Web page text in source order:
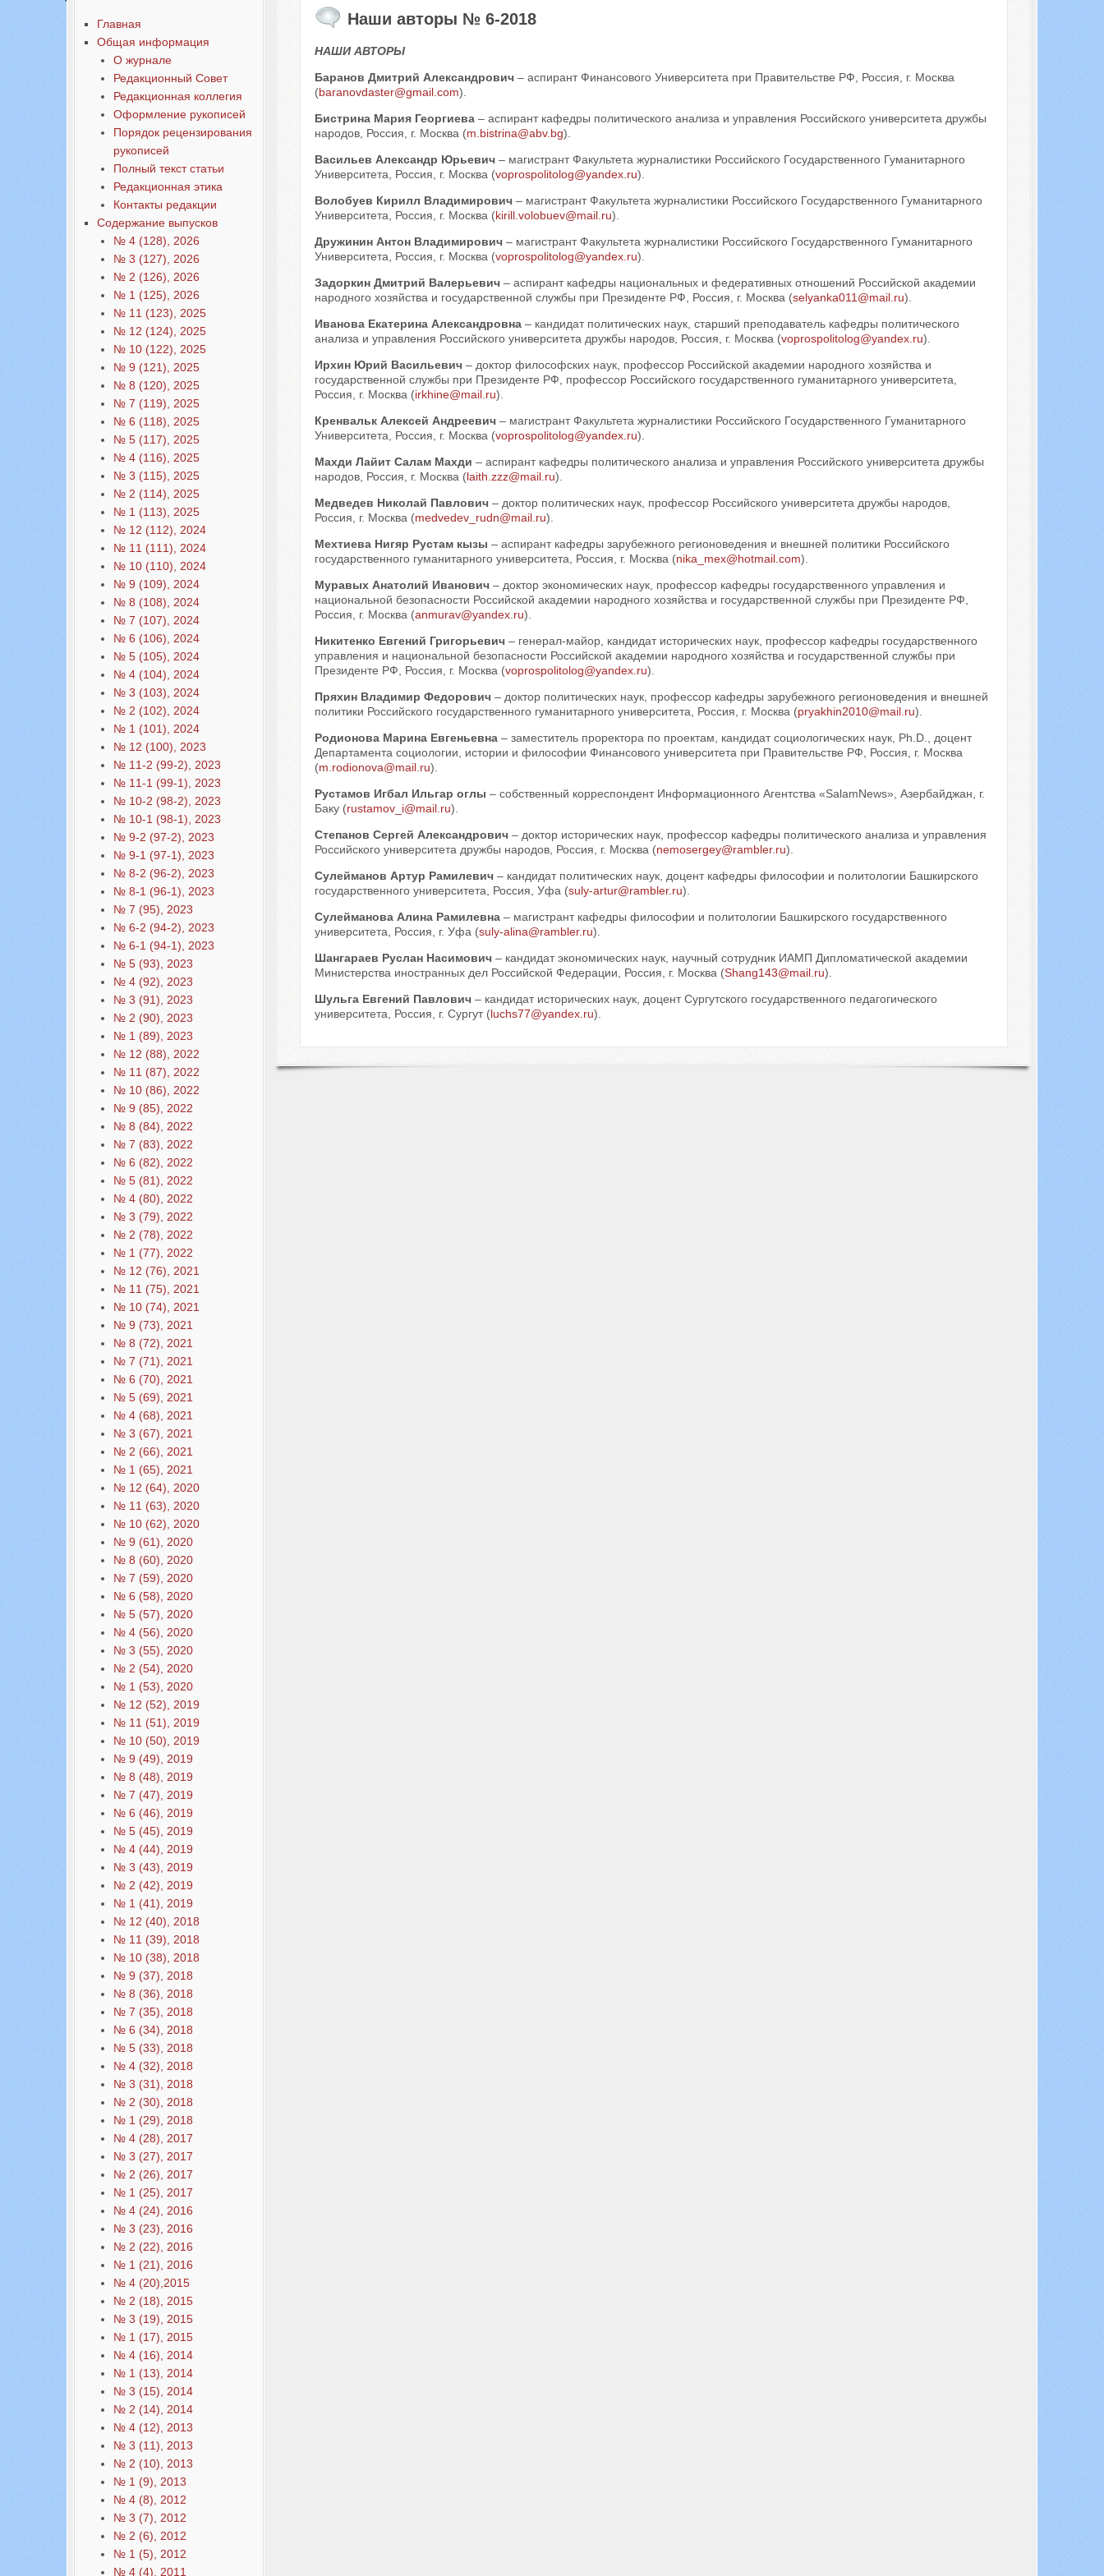
Главная
Общая информация
О журнале
Редакционный Совет
Редакционная коллегия
Оформление рукописей
Порядок рецензирования
рукописей
Полный текст статьи
Редакционная этика
Контакты редакции
Содержание выпусков
№ 4 (128), 2026
№ 3 (127), 2026
№ 2 (126), 2026
№ 1 (125), 2026
№ 11 (123), 2025
№ 12 (124), 2025
№ 10 (122), 2025
№ 9 (121), 2025
№ 8 (120), 2025
№ 7 (119), 2025
№ 6 (118), 2025
№ 5 (117), 2025
№ 4 (116), 2025
№ 3 (115), 2025
№ 2 (114), 2025
№ 1 (113), 2025
№ 12 (112), 2024
№ 11 (111), 2024
№ 10 (110), 2024
№ 9 (109), 2024
№ 8 (108), 2024
№ 7 (107), 2024
№ 6 (106), 2024
№ 5 (105), 2024
№ 4 (104), 2024
№ 3 (103), 2024
№ 2 (102), 2024
№ 1 (101), 2024
№ 12 (100), 2023
№ 11-2 (99-2), 2023
№ 11-1 (99-1), 2023
№ 10-2 (98-2), 2023
№ 10-1 (98-1), 2023
№ 9-2 (97-2), 2023
№ 9-1 (97-1), 2023
№ 8-2 (96-2), 2023
№ 8-1 (96-1), 2023
№ 7 (95), 2023
№ 6-2 (94-2), 2023
№ 6-1 (94-1), 2023
№ 5 (93), 2023
№ 4 (92), 2023
№ 3 (91), 2023
№ 2 (90), 2023
№ 1 (89), 2023
№ 12 (88), 2022
№ 11 (87), 2022
№ 10 (86), 2022
№ 9 (85), 2022
№ 8 (84), 2022
№ 7 (83), 2022
№ 6 (82), 2022
№ 5 (81), 2022
№ 4 (80), 2022
№ 3 (79), 2022
№ 2 (78), 2022
№ 1 (77), 2022
№ 12 (76), 2021
№ 11 (75), 2021
№ 10 (74), 2021
№ 9 (73), 2021
№ 8 (72), 2021
№ 7 (71), 2021
№ 6 (70), 2021
№ 5 (69), 2021
№ 4 (68), 2021
№ 3 (67), 2021
№ 2 (66), 2021
№ 1 (65), 2021
№ 12 (64), 2020
№ 11 (63), 2020
№ 10 (62), 2020
№ 9 (61), 2020
№ 8 (60), 2020
№ 7 (59), 2020
№ 6 (58), 2020
№ 5 (57), 2020
№ 4 (56), 2020
№ 3 (55), 2020
№ 2 (54), 2020
№ 1 (53), 2020
№ 12 (52), 2019
№ 11 (51), 2019
№ 10 (50), 2019
№ 9 (49), 2019
№ 8 (48), 2019
№ 7 (47), 2019
№ 6 (46), 2019
№ 5 (45), 2019
№ 4 (44), 2019
№ 3 (43), 2019
№ 2 (42), 2019
№ 1 (41), 2019
№ 12 (40), 2018
№ 11 (39), 2018
№ 10 (38), 2018
№ 9 (37), 2018
№ 8 (36), 2018
№ 7 (35), 2018
№ 6 (34), 2018
№ 5 (33), 2018
№ 4 (32), 2018
№ 3 (31), 2018
№ 2 (30), 2018
№ 1 (29), 2018
№ 4 (28), 2017
№ 3 (27), 2017
№ 2 (26), 2017
№ 1 (25), 2017
№ 4 (24), 2016
№ 3 (23), 2016
№ 2 (22), 2016
№ 1 (21), 2016
№ 4 (20),2015
№ 2 (18), 2015
№ 3 (19), 2015
№ 1 (17), 2015
№ 4 (16), 2014
№ 1 (13), 2014
№ 3 (15), 2014
№ 2 (14), 2014
№ 4 (12), 2013
№ 3 (11), 2013
№ 2 (10), 2013
№ 1 (9), 2013
№ 4 (8), 2012
№ 3 (7), 2012
№ 2 (6), 2012
№ 1 (5), 2012
№ 4 (4), 2011
Наши авторы № 6-2018
НАШИ АВТОРЫ
Баранов Дмитрий Александрович– аспирант Финансового Университета при Правительстве РФ, Россия, г. Москва
(baranovdaster@gmail.com).
Бистрина Мария Георгиева– аспирант кафедры политического анализа и управления Российского университета дружбы
народов, Россия, г. Москва (m.bistrina@abv.bg).
Васильев Александр Юрьевич– магистрант Факультета журналистики Российского Государственного Гуманитарного
Университета, Россия, г. Москва (voprospolitolog@yandex.ru).
Волобуев Кирилл Владимирович– магистрант Факультета журналистики Российского Государственного Гуманитарного
Университета, Россия, г. Москва (kirill.volobuev@mail.ru).
Дружинин Антон Владимирович– магистрант Факультета журналистики Российского Государственного Гуманитарного
Университета, Россия, г. Москва (voprospolitolog@yandex.ru).
Задоркин Дмитрий Валерьевич– аспирант кафедры национальных и федеративных отношений Российской академии
народного хозяйства и государственной службы при Президенте РФ, Россия, г. Москва (selyanka011@mail.ru).
Иванова Екатерина Александровна– кандидат политических наук, старший преподаватель кафедры политического
анализа и управления Российского университета дружбы народов, Россия, г. Москва (voprospolitolog@yandex.ru).
Ирхин Юрий Васильевич– доктор философских наук, профессор Российской академии народного хозяйства и
государственной службы при Президенте РФ, профессор Российского государственного гуманитарного университета,
Россия, г. Москва (irkhine@mail.ru).
Кренвальк Алексей Андреевич– магистрант Факультета журналистики Российского Государственного Гуманитарного
Университета, Россия, г. Москва (voprospolitolog@yandex.ru).
Махди Лайит Салам Махди – аспирант кафедры политического анализа и управления Российского университета дружбы
народов, Россия, г. Москва (laith.zzz@mail.ru).
Медведев Николай Павлович– доктор политических наук, профессор Российского университета дружбы народов,
Россия, г. Москва (medvedev_rudn@mail.ru).
Мехтиева Нигяр Рустам кызы – аспирант кафедры зарубежного регионоведения и внешней политики Российского
государственного гуманитарного университета, Россия, г. Москва (nika_mex@hotmail.com).
Муравых Анатолий Иванович– доктор экономических наук, профессор кафедры государственного управления и
национальной безопасности Российской академии народного хозяйства и государственной службы при Президенте РФ,
Россия, г. Москва (anmurav@yandex.ru).
Никитенко Евгений Григорьевич– генерал-майор, кандидат исторических наук, профессор кафедры государственного
управления и национальной безопасности Российской академии народного хозяйства и государственной службы при
Президенте РФ, Россия, г. Москва (voprospolitolog@yandex.ru).
Пряхин Владимир Федорович– доктор политических наук, профессор кафедры зарубежного регионоведения и внешней
политики Российского государственного гуманитарного университета, Россия, г. Москва (pryakhin2010@mail.ru).
Родионова Марина Евгеньевна– заместитель проректора по проектам, кандидат социологических наук, Ph.D., доцент
Департамента социологии, истории и философии Финансового университета при Правительстве РФ, Россия, г. Москва
(m.rodionova@mail.ru).
Рустамов Игбал Ильгар оглы – собственный корреспондент Информационного Агентства «SalamNews», Азербайджан, г.
Баку (rustamov_i@mail.ru).
Степанов Сергей Александрович– доктор исторических наук, профессор кафедры политического анализа и управления
Российского университета дружбы народов, Россия, г. Москва (nemosergey@rambler.ru).
Сулейманов Артур Рамилевич– кандидат политических наук, доцент кафедры философии и политологии Башкирского
государственного университета, Россия, Уфа (suly-artur@rambler.ru).
Сулейманова Алина Рамилевна– магистрант кафедры философии и политологии Башкирского государственного
университета, Россия, г. Уфа (suly-alina@rambler.ru).
Шангараев Руслан Насимович– кандидат экономических наук, научный сотрудник ИАМП Дипломатической академии
Министерства иностранных дел Российской Федерации, Россия, г. Москва (Shang143@mail.ru).
Шульга Евгений Павлович– кандидат исторических наук, доцент Сургутского государственного педагогического
университета, Россия, г. Сургут (luchs77@yandex.ru).